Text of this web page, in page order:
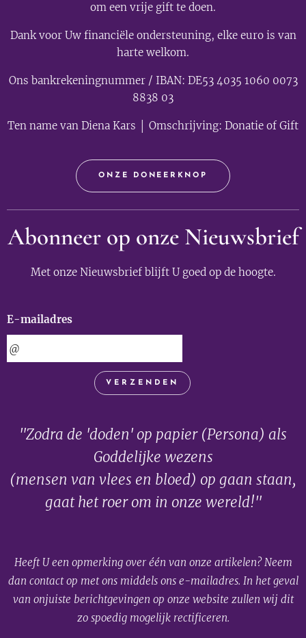
om een vrije gift te doen.
Dank voor Uw financiële ondersteuning, elke euro is van
harte welkom.
Ons bankrekeningnummer / IBAN: DE53 4035 1060 0073
8838 03
Ten name van Diena Kars │ Omschrijving: Donatie of Gift
ONZE DONEERKNOP
Abonneer op onze Nieuwsbrief
Met onze Nieuwsbrief blijft U goed op de hoogte.
E-mailadres
VERZENDEN
"Zodra de 'doden' op papier (Persona) als
Goddelijke wezens
(mensen van vlees en bloed) op gaan staan,
gaat het roer om in onze wereld!"
Heeft U een opmerking over één van onze artikelen? Neem
dan contact op met ons middels ons e-mailadres. In het geval
van onjuiste berichtgevingen op onze website zullen wij dit
zo spoedig mogelijk rectificeren.